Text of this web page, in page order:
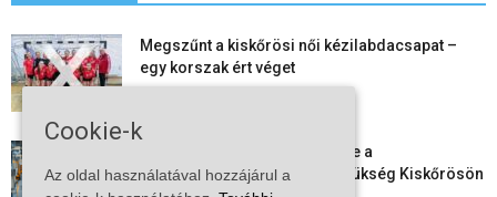
Megszűnt a kiskőrösi női kézilabdacsapat –
egy korszak ért véget
Aktuális állásajánlatok: ezekre a
munkavállalókra van most szükség Kiskőrösön
Cookie-k
Az oldal használatával hozzájárul a